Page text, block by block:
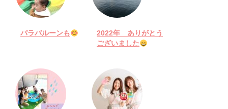
パラバルーンも
2022年 ありがとう
ございました